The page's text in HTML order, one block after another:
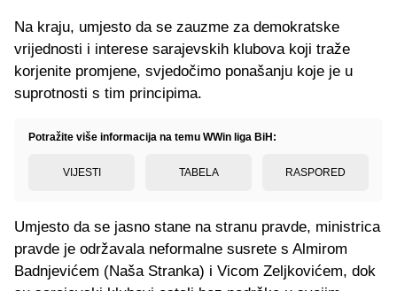
Na kraju, umjesto da se zauzme za demokratske
vrijednosti i interese sarajevskih klubova koji traže
korjenite promjene, svjedočimo ponašanju koje je u
suprotnosti s tim principima.
Potražite više informacija na temu WWin liga BiH:
VIJESTI TABELA RASPORED
Umjesto da se jasno stane na stranu pravde, ministrica
pravde je održavala neformalne susrete s Almirom
Badnjevićem (Naša Stranka) i Vicom Zeljkovićem, dok